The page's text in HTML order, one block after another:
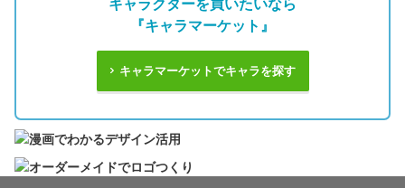
『キャラマーケット』
キャラマーケットでキャラを探す